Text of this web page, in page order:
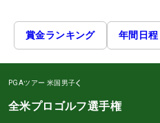
賞金ランキング 年間日程
PGAツアー 米国男子
全米プロゴルフ選手権